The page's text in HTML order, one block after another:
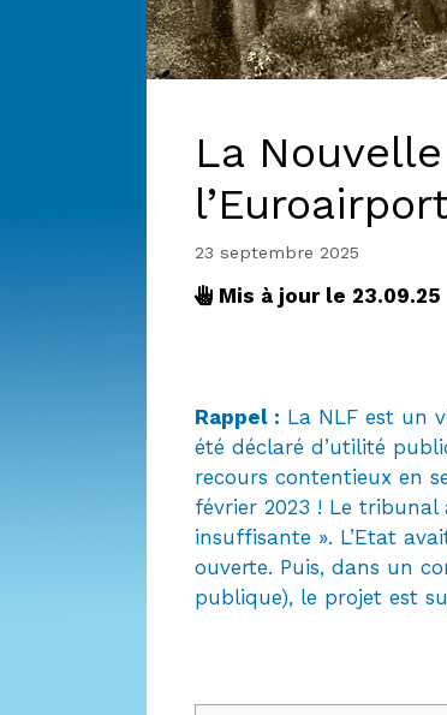
La
23 septembre 2025
Mis à jour le 23.09.25
Rappel : La NLF est un
été déclaré d’utilité
recours contentieux en
février 2023 ! Le tribunal
insuffisante ». L’Etat
ouverte. Puis, dans un
publique), le projet est